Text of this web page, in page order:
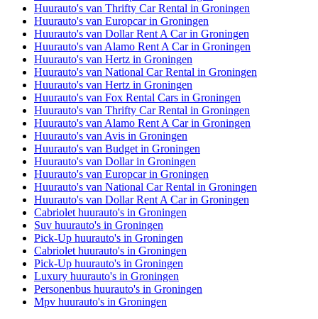
Huurauto's van Thrifty Car Rental in Groningen
Huurauto's van Europcar in Groningen
Huurauto's van Dollar Rent A Car in Groningen
Huurauto's van Alamo Rent A Car in Groningen
Huurauto's van Hertz in Groningen
Huurauto's van National Car Rental in Groningen
Huurauto's van Hertz in Groningen
Huurauto's van Fox Rental Cars in Groningen
Huurauto's van Thrifty Car Rental in Groningen
Huurauto's van Alamo Rent A Car in Groningen
Huurauto's van Avis in Groningen
Huurauto's van Budget in Groningen
Huurauto's van Dollar in Groningen
Huurauto's van Europcar in Groningen
Huurauto's van National Car Rental in Groningen
Huurauto's van Dollar Rent A Car in Groningen
Cabriolet huurauto's in Groningen
Suv huurauto's in Groningen
Pick-Up huurauto's in Groningen
Cabriolet huurauto's in Groningen
Pick-Up huurauto's in Groningen
Luxury huurauto's in Groningen
Personenbus huurauto's in Groningen
Mpv huurauto's in Groningen